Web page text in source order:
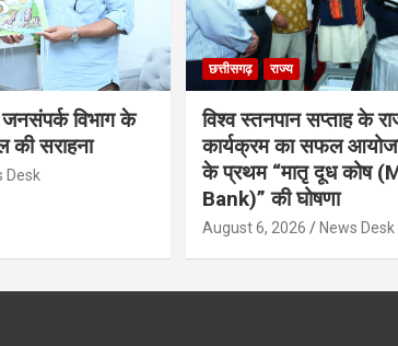
विभाग के
की सराहना
Desk
छत्तीसगढ़ राज्य
विश्व स्तनपान सप्ताह के
कार्यक्रम का सफल
के प्रथम “मातृ दूध कोष
Bank)” की घोषणा
August 6, 2026 News Desk